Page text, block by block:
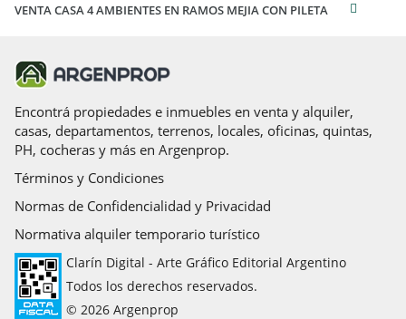
VENTA CASA 4 AMBIENTES EN RAMOS MEJIA CON PILETA
Encontrá propiedades e inmuebles en venta y alquiler,
casas, departamentos, terrenos, locales, oficinas, quintas,
PH, cocheras y más en Argenprop.
Términos y Condiciones
Normas de Confidencialidad y Privacidad
Normativa alquiler temporario turístico
Clarín Digital - Arte Gráfico Editorial Argentino
Todos los derechos reservados.
© 2026 Argenprop